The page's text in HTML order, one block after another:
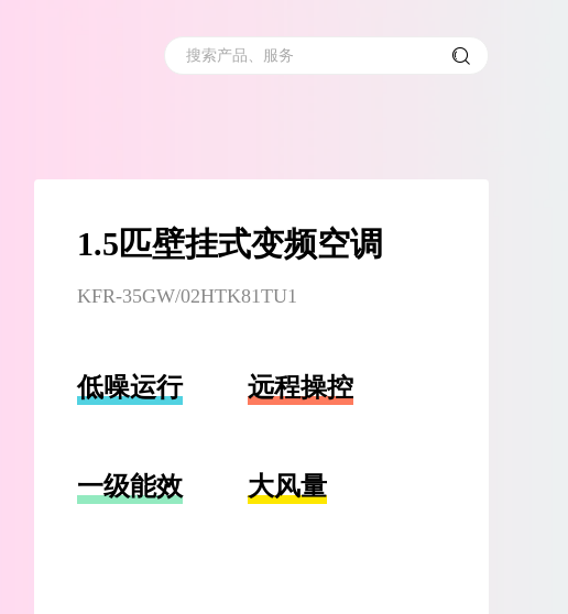
搜索产品、服务
1.5匹壁挂式变频空调
KFR-35GW/02HTK81TU1
低噪运行 远程操控
一级能效 大风量